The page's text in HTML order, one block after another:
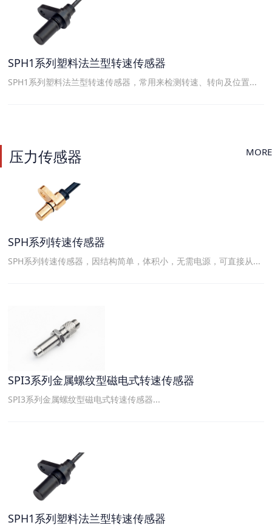
SPH1系列塑料法兰型转速传感器
SPH1系列塑料法兰型转速传感器，常用来检测转速、转向及位置...
压力传感器 MORE
SPH系列转速传感器
SPH系列转速传感器，因结构简单，体积小，无需电源，可直接从...
SPI3系列金属螺纹型磁电式转速传感器
SPI3系列金属螺纹型磁电式转速传感器...
SPH1系列塑料法兰型转速传感器